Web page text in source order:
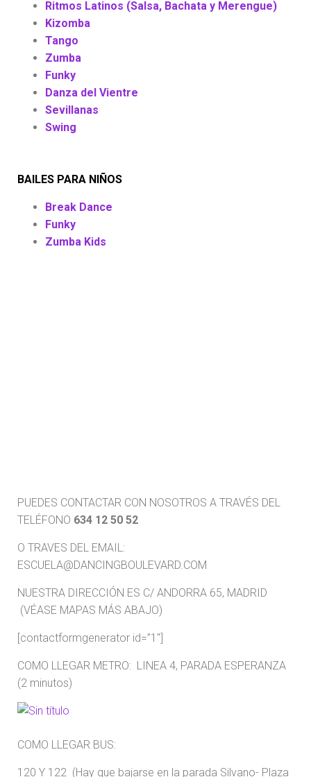
Ritmos Latinos (Salsa, Bachata y Merengue)
Kizomba
Tango
Zumba
Funky
Danza del Vientre
Sevillanas
Swing
BAILES PARA NIÑOS
Break Dance
Funky
Zumba Kids
PUEDES CONTACTAR CON NOSOTROS A TRAVÉS DEL
TELÉFONO 634 12 50 52
O TRAVES DEL EMAIL:
ESCUELA@DANCINGBOULEVARD.COM
NUESTRA DIRECCIÓN ES C/ ANDORRA 65, MADRID
(VÉASE MAPAS MÁS ABAJO)
[contactformgenerator id=”1″]
COMO LLEGAR METRO: LINEA 4, PARADA ESPERANZA
(2 minutos)
COMO LLEGAR BUS:
120 Y 122 (Hay que bajarse en la parada Silvano- Plaza